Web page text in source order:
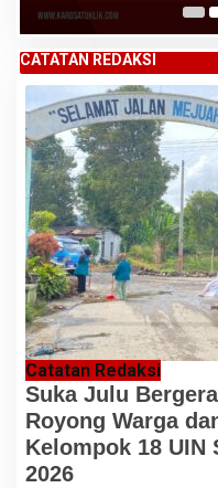
CATATAN REDAKSI
Catatan Redaksi
Suka Julu
Royong Warga
Kelompok 18 UIN
2026